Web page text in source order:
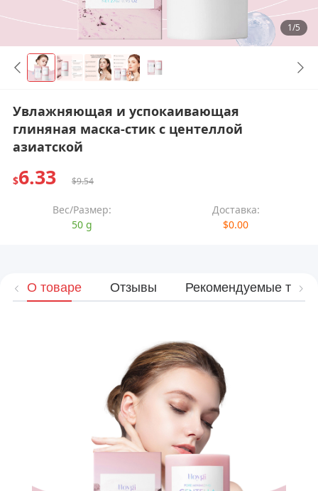
1/5
Увлажняющая и успокаивающая
глиняная маска-стик с центеллой
азиатской
$6.33 $9.54
Вес/Размер:
50 g
Доставка:
$0.00
О товаре Отзывы Рекомендуемые